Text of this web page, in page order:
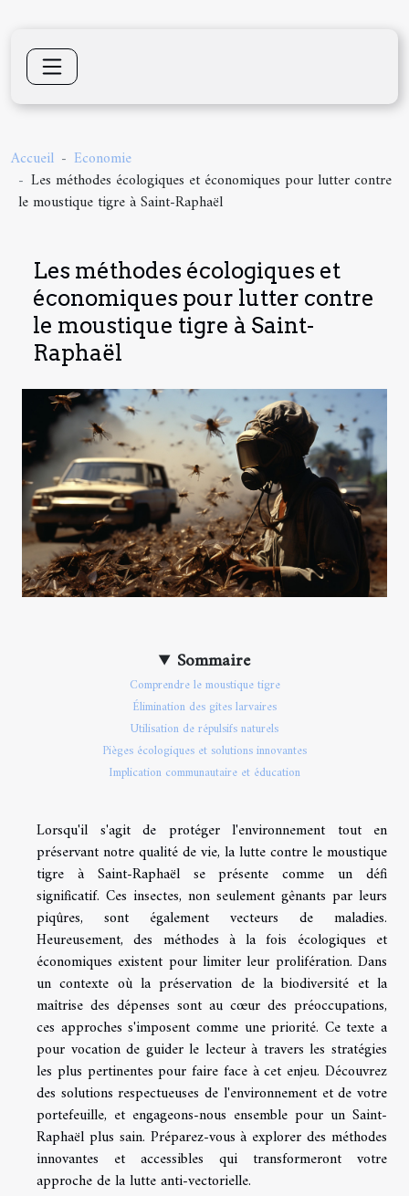
Accueil
Economie
Les méthodes écologiques et économiques pour lutter contre
le moustique tigre à Saint-Raphaël
Les méthodes écologiques et
économiques pour lutter contre
le moustique tigre à Saint-
Raphaël
Sommaire
Comprendre le moustique tigre
Élimination des gîtes larvaires
Utilisation de répulsifs naturels
Pièges écologiques et solutions innovantes
Implication communautaire et éducation
Lorsqu'il s'agit de protéger l'environnement tout en
préservant notre qualité de vie, la lutte contre le moustique
tigre à Saint-Raphaël se présente comme un défi
significatif. Ces insectes, non seulement gênants par leurs
piqûres, sont également vecteurs de maladies.
Heureusement, des méthodes à la fois écologiques et
économiques existent pour limiter leur prolifération. Dans
un contexte où la préservation de la biodiversité et la
maîtrise des dépenses sont au cœur des préoccupations,
ces approches s'imposent comme une priorité. Ce texte a
pour vocation de guider le lecteur à travers les stratégies
les plus pertinentes pour faire face à cet enjeu. Découvrez
des solutions respectueuses de l'environnement et de votre
portefeuille, et engageons-nous ensemble pour un Saint-
Raphaël plus sain. Préparez-vous à explorer des méthodes
innovantes et accessibles qui transformeront votre
approche de la lutte anti-vectorielle.